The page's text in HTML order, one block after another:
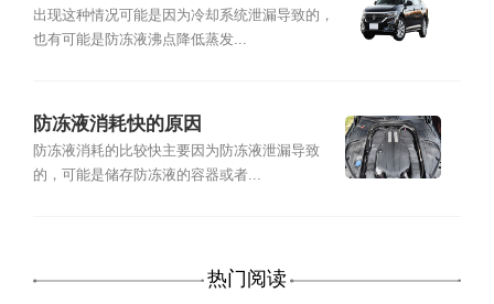
出现这种情况可能是因为冷却系统泄漏导致的，
也有可能是防冻液沸点降低蒸发...
防冻液消耗快的原因
防冻液消耗的比较快主要因为防冻液泄漏导致
的，可能是储存防冻液的容器或者...
热门阅读